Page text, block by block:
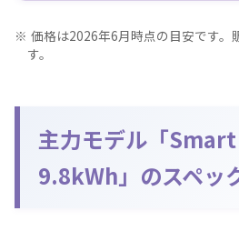
価格は2026年6月時点の目安です。
す。
主力モデル「
9.8kWh」のスペッ